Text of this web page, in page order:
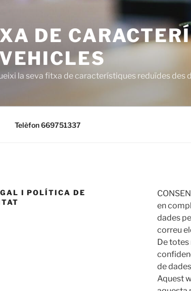
DE
la seva fitxa de característiques reduïdes des
Telèfon 669751337
I POLÍTICA DE
en
dades
correu
De
de
Aquest